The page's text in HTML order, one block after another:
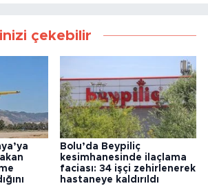
çekebilir
Bolu’da Beypiliç
kesimhanesinde ilaçlama
faciası: 34 işçi zehirlenerek
hastaneye kaldırıldı